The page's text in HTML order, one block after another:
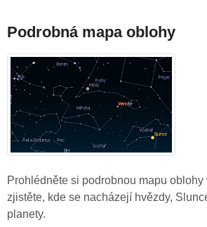
Podrobná mapa oblohy
Prohlédněte si podrobnou mapu
zjistěte, kde se nacházejí hvězdy,
planety.